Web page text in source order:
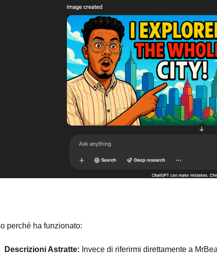
perché ha funzionato:
Descrizioni Astratte: Invece di riferirmi direttamente a